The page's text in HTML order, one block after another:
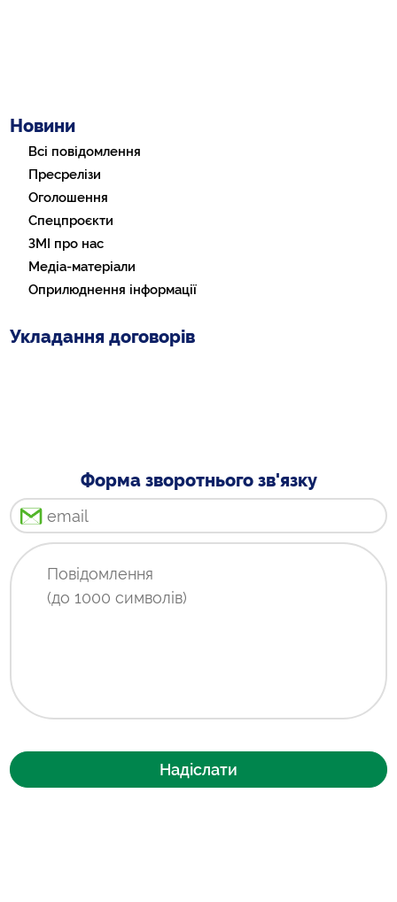
Новини
Всі повідомлення
Пресрелізи
Оголошення
Спецпроєкти
ЗМІ про нас
Медіа-матеріали
Оприлюднення інформації
Укладання договорів
Форма зворотнього зв'язку